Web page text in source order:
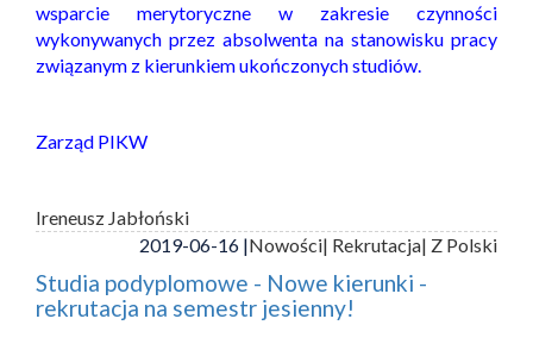
wsparcie merytoryczne w zakresie czynności
wykonywanych przez absolwenta na stanowisku pracy
związanym z kierunkiem ukończonych studiów.
Zarząd PIKW
Ireneusz Jabłoński
2019-06-16 |Nowości| Rekrutacja| Z Polski
Studia podyplomowe - Nowe kierunki -
rekrutacja na semestr jesienny!